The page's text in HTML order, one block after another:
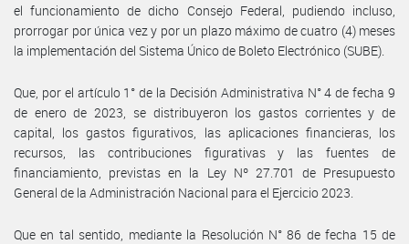
el funcionamiento de dicho Consejo Federal, pudiendo incluso,
prorrogar por única vez y por un plazo máximo de cuatro (4) meses
la implementación del Sistema Único de Boleto Electrónico (SUBE).
Que, por el artículo 1° de la Decisión Administrativa N° 4 de fecha 9
de enero de 2023, se distribuyeron los gastos corrientes y de
capital, los gastos figurativos, las aplicaciones financieras, los
recursos, las contribuciones figurativas y las fuentes de
financiamiento, previstas en la Ley Nº 27.701 de Presupuesto
General de la Administración Nacional para el Ejercicio 2023.
Que en tal sentido, mediante la Resolución N° 86 de fecha 15 de